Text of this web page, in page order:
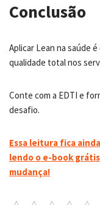
Conclusão
Aplicar Lean na saúde
qualidade total nos
Conte com a EDTI e
desafio.
Essa leitura fica
lendo o e-book
mudança!